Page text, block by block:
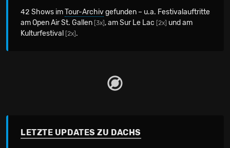
42 Shows imTour-Archivgefunden – u.a. Festivalauftritte
am Open Air St. Gallen [3x] , am Sur Le Lac [2x] und am
Kulturfestival
[2x] .
LETZTE UPDATES ZU DACHS